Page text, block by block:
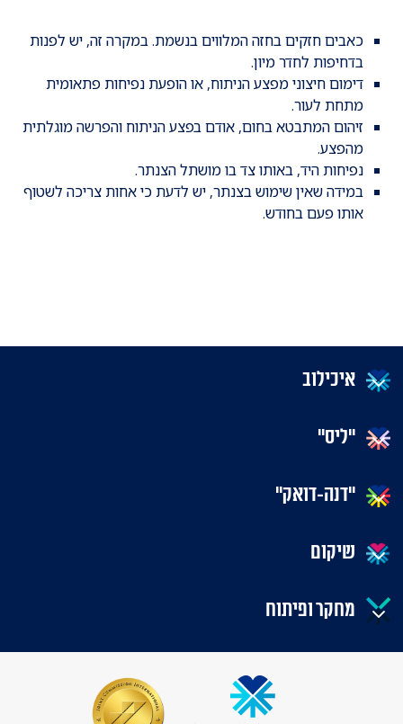
כאבים חזקים בחזה המלווים בנשמת. במקרה זה, יש לפנות
בדחיפות לחדר מיון.
דימום חיצוני מפצע הניתוח, או הופעת נפיחות פתאומית
מתחת לעור.
זיהום המתבטא בחום, אודם בפצע הניתוח והפרשה מוגלתית
מהפצע.
נפיחות היד, באותו צד בו מושתל הצנתר.
במידה שאין שימוש בצנתר, יש לדעת כי אחות צריכה לשטוף
אותו פעם בחודש.
איכילוב
"ליס"
"דנה-דואק"
שיקום
מחקר ופיתוח